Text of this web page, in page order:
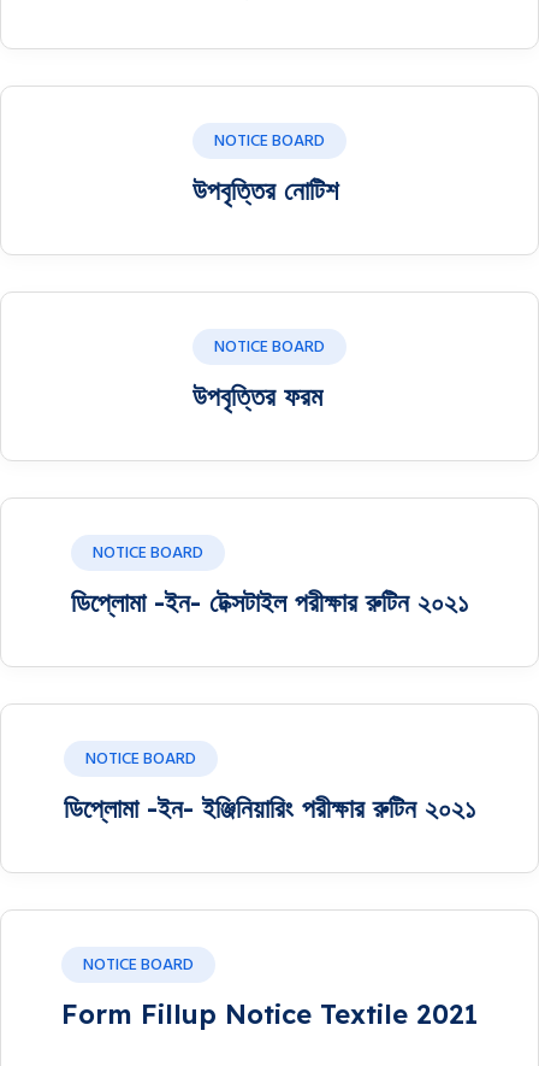
NOTICE BOARD
উপবৃ‌ত্তির নো‌টিশ
NOTICE BOARD
উপবৃ‌ত্তির ফরম
NOTICE BOARD
ডিপ্লোমা -ইন- টেক্সটাইল পরীক্ষার রুটিন ২০২১
NOTICE BOARD
ডিপ্লোমা -ইন- ইঞ্জিনিয়ারিং পরীক্ষার রুটিন ২০২১
NOTICE BOARD
Form Fillup Notice Textile 2021